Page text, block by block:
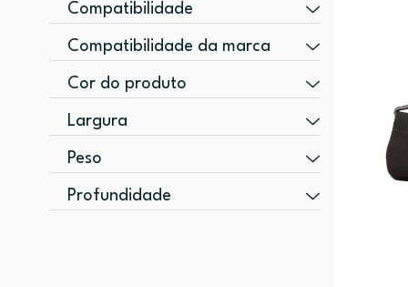
Compatibilidade
DSLR (1)
Compatibilidade da marca
Universal (3)
Cor do produto
Largura
160 mm (1)
Peso
250 g (1)
Profundidade